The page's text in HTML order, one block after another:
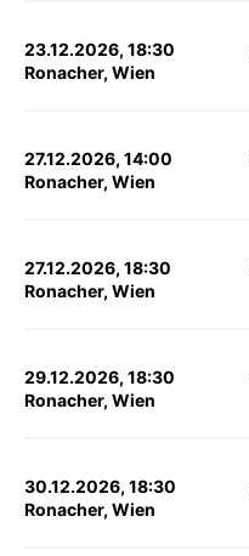
23.12.2026, 18:30
Ronacher, Wien
27.12.2026, 14:00
Ronacher, Wien
27.12.2026, 18:30
Ronacher, Wien
29.12.2026, 18:30
Ronacher, Wien
30.12.2026, 18:30
Ronacher, Wien